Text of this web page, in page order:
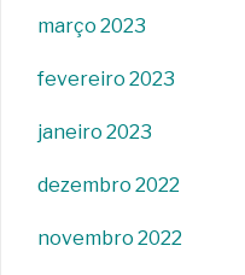
março 2023
fevereiro 2023
janeiro 2023
dezembro 2022
novembro 2022